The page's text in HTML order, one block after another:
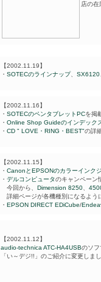
店の在
【2002.11.19】
・ SOTECのラインナップ、 SX6120
【2002.11.16】
・ SOTECのペンタブレットPCを掲
・ Online Shop Guideのインデック
・ CD " LOVE・RING・BEST"の詳
【2002.11.15】
・ CanonとEPSONのカラーインク
・ デルコンピュータのキャンペーン
今回から、 Dimension 8250
詳細ページが各機種別になるよう
・ EPSON DIRECT EDiCube/
【2002.11.12】
audio-technica ATC-HA4USBのソフ
「い～デジ!!」のご紹介に変更しま